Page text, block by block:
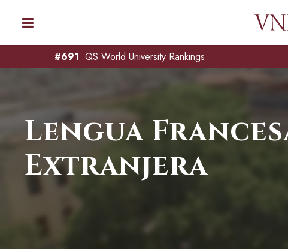
QS World University Rankings
#691
Lengua
Extranjera